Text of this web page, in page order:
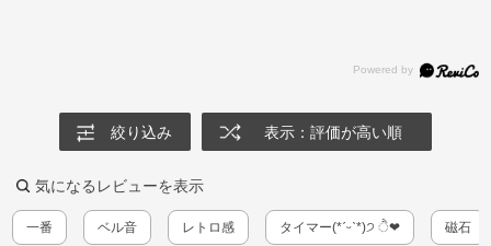
絞り込み 表示：評価が高い順
気になるレビューを表示
一番 ベル音 レトロ感 タイマー(*ˊᵕˋ*)੭ ੈ❤︎ 磁石